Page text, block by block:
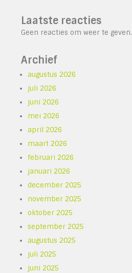
Laatste reacties
Geen reacties om weer te geven.
Archief
augustus 2026
juli 2026
juni 2026
mei 2026
april 2026
maart 2026
februari 2026
januari 2026
december 2025
november 2025
oktober 2025
september 2025
augustus 2025
juli 2025
juni 2025